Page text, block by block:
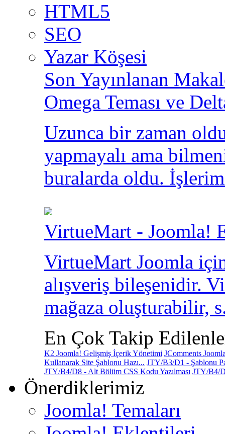
HTML5
SEO
Yazar Köşesi
Son Yayınlanan
Omega Teması ve
Uzunca bir zaman
yapmayalı ama
buralarda oldu.
VirtueMart - Joomla!
VirtueMart Joomla
alışveriş bileşenidir.
mağaza oluşturabilir,
En Çok Takip
K2 Joomla! Gelişmiş İçerik Yönetimi JComments
Kullanarak Site Şablonu Hazı... JTY/B3/D1 - Şablonu
JTY/B4/D8 - Alt Bölüm CSS Kodu Yazılması JTY/B4/
Önerdiklerimiz
Joomla! Temaları